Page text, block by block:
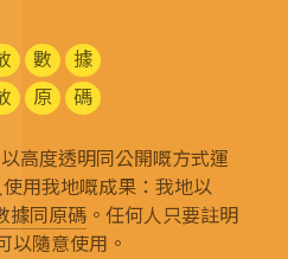
數
據
原 碼
高度透明同公開嘅方式運
用我地嘅成果：我地以
據同原碼。任何人只要註明
以隨意使用。